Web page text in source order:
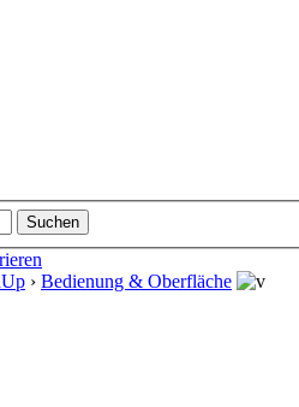
› Bedienung & Oberfläche